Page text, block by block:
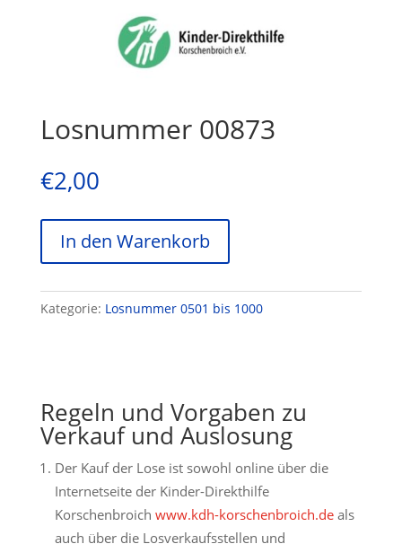
Losnummer 00873
€2,00
In den Warenkorb
Kategorie: Losnummer 0501 bis 1000
Regeln und Vorgaben zu
Verkauf und Auslosung
Der Kauf der Lose ist sowohl online über die
Internetseite der Kinder-Direkthilfe
Korschenbroich www.kdh-korschenbroich.deals
auch über die Losverkaufsstellen und